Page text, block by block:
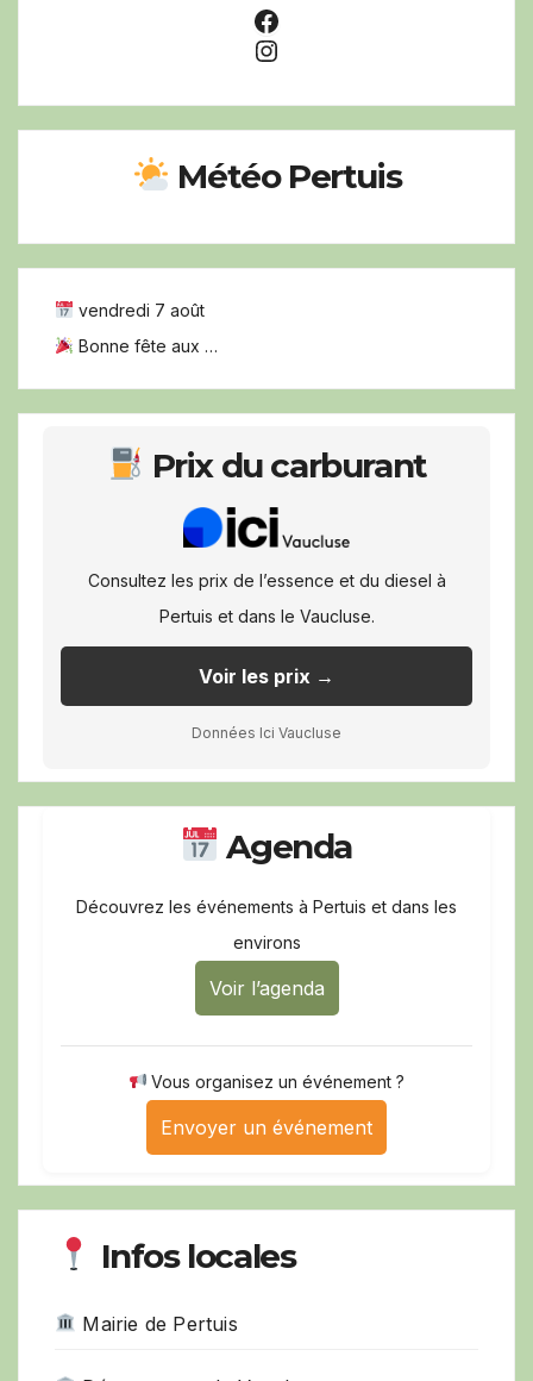
Facebook
Instagram
Météo Pertuis
vendredi 7 août
Bonne fête aux …
Prix du carburant
Consultez les prix de l’essence et du diesel à
Pertuis et dans le Vaucluse.
Voir les prix →
Données Ici Vaucluse
Agenda
Découvrez les événements à Pertuis et dans les
environs
Voir l’agenda
Vous organisez un événement ?
Envoyer un événement
Infos locales
Mairie de Pertuis